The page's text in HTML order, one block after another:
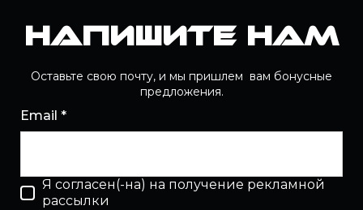
Напишите нам
Оставьте свою почту, и мы пришлем вам бонусные
предложения.
Email *
Я согласен(-на) на получение рекламной
рассылки